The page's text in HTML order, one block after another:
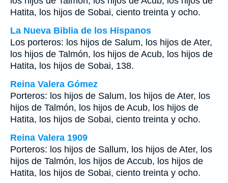
Hatita, los hijos de Sobai, ciento treinta y ocho.
La Nueva Biblia de los Hispanos
Los porteros: los hijos de Salum, los hijos de Ater,
los hijos de Talmón, los hijos de Acub, los hijos de
Hatita, los hijos de Sobai, 138.
Reina Valera Gómez
Porteros: los hijos de Salum, los hijos de Ater, los
hijos de Talmón, los hijos de Acub, los hijos de
Hatita, los hijos de Sobai, ciento treinta y ocho.
Reina Valera 1909
Porteros: los hijos de Sallum, los hijos de Ater, los
hijos de Talmón, los hijos de Accub, los hijos de
Hatita, los hijos de Sobai, ciento treinta y ocho.